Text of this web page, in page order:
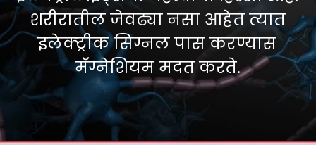
मॅग्नेशियम आपल्या शरीरातील
इलेक्ट्रोलाईट्सचा महत्वाचा हिस्सा आहे.
शरीरातील जेवढ्या नसा आहेत त्यात
इलेक्ट्रीक सिग्नल पास करण्यास